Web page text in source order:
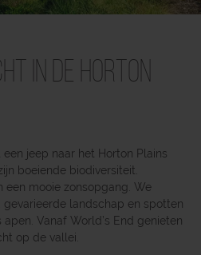
in de Horton
jeep naar het Horton Plains
boeiende biodiversiteit.
een mooie zonsopgang. We
landschap en spotten
Vanaf World’s End genieten
op de vallei.